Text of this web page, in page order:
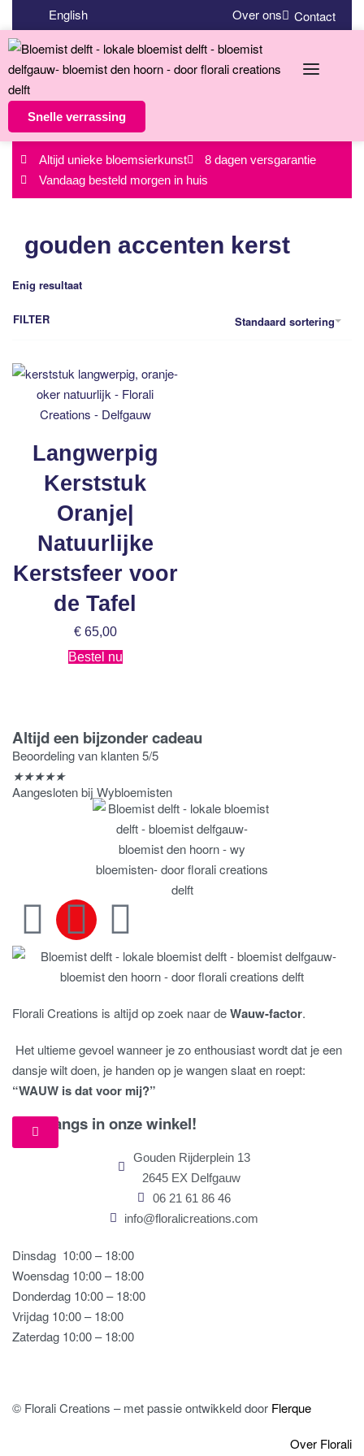
English Over ons Contact
Snelle verrassing
Altijd unieke bloemsierkunst
8 dagen versgarantie
Vandaag besteld morgen in huis
gouden accenten kerst
Enig resultaat
Standaard sortering
FILTER
Langwerpig
Kerststuk
Oranje|
Natuurlijke
Kerstsfeer voor
de Tafel
€65,00
Bestel nu
Altijd een bijzonder cadeau
Beoordeling van klanten 5/5
★★★★★
Aangesloten bij Wybloemisten
Florali Creations is altijd op zoek naar deWauw-factor.
Het ultieme gevoel wanneer je zo enthousiast wordt dat je een
dansje wilt doen, je handen op je wangen slaat en roept:
“WAUW is dat voor mij?”
Kom langs in onze winkel!
Gouden Rijderplein 13
2645 EX Delfgauw
06 21 61 86 46
info@floralicreations.com
Dinsdag 10:00 – 18:00
Woensdag 10:00 – 18:00
Donderdag 10:00 – 18:00
Vrijdag 10:00 – 18:00
Zaterdag 10:00 – 18:00
© Florali Creations – met passie ontwikkeld door Flerque
Over Florali